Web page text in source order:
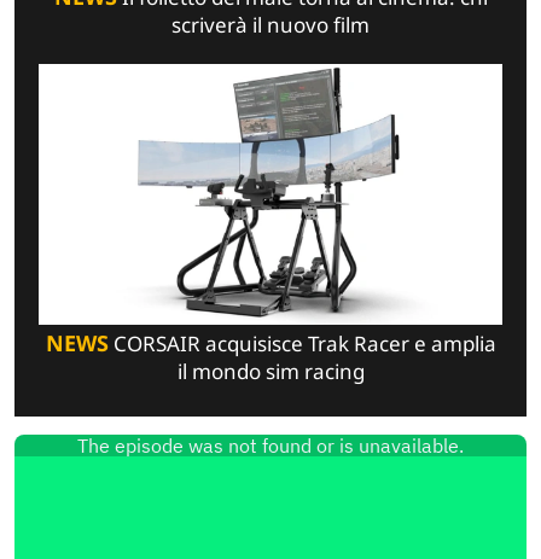
scriverà il nuovo film
NEWSCORSAIR acquisisce Trak Racer e amplia
il mondo sim racing